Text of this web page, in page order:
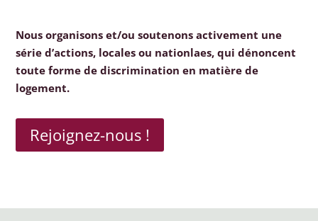
Nous organisons et/ou soutenons activement une
série d’actions, locales ou nationlaes, qui dénoncent
toute forme de discrimination en matière de
logement.
Rejoignez-nous !